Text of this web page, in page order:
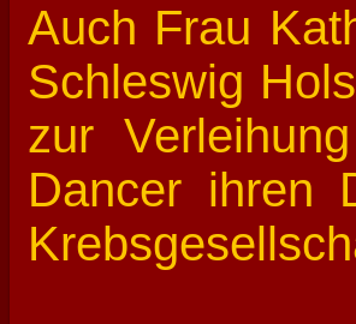
Auch Frau
Schleswig
zur
Dancer ihren